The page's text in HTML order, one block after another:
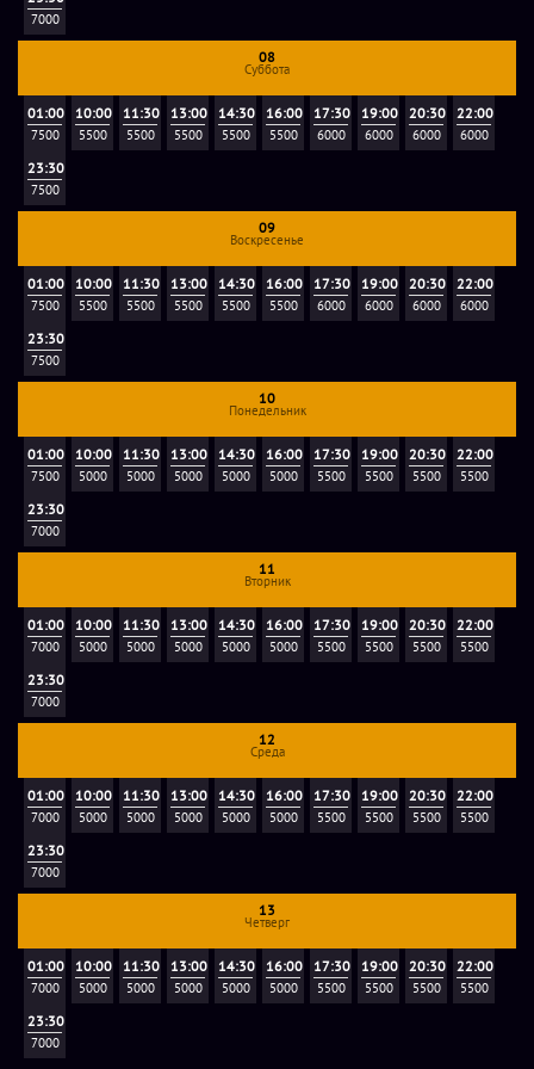
"Экстремальный" - на данном режиме с командой
взаимодействуют 4 персонажа (Бонни, Фредди, Чика и
Фокси). Здесь Вы получите большее количество
индивидуальных заданий, еще больше скриммеров от
каждого персонажа и дополнительных сцен с ними. Это
самый страшный режим из всех, что у нас есть. Доплата за
Фотографии игроков: опубликовываются в группе
"ВКонтакте"
Дополнительные услуги
Аниматор: 1000 руб., с 12-ти до 16-ти лет возможно
прохождение со взрослым или с аниматором и с
распиской о разрешении прохождения квеста от
родителей или опекунов (Форму расписки направляет
Видеонарезка:2000 руб. Видео с самыми яркими
фрагментами вашей игры на квесте! Заказать видео
прохождения можно после игры, обратившись к
Большой лаунж:3500 руб./час за 1-10 гостей, доплата за
каждого дополнительного гостя по 350 руб.. В аренду
лаунж-зоны входит:
- настольные игры (22 шт.);
- музыка по Вашему запросу;
- кулер с водой, микроволновая печь, чайник,
разделочные доски, нож, штопор, влажные и сухие
7000
08
Суббота
01:00
7500
10:00
5500
11:30
5500
13:00
5500
14:30
5500
16:00
5500
17:30
6000
19:00
6000
20:30
6000
22:00
6000
23:30
7500
09
Воскресенье
01:00
7500
10:00
5500
11:30
5500
13:00
5500
14:30
5500
16:00
5500
17:30
6000
19:00
6000
20:30
6000
22:00
6000
23:30
7500
10
Понедельник
01:00
7500
10:00
5000
11:30
5000
13:00
5000
14:30
5000
16:00
5000
17:30
5500
19:00
5500
20:30
5500
22:00
5500
23:30
7000
11
Вторник
01:00
7000
10:00
5000
11:30
5000
13:00
5000
14:30
5000
16:00
5000
17:30
5500
19:00
5500
20:30
5500
22:00
5500
23:30
7000
12
Среда
01:00
7000
10:00
5000
11:30
5000
13:00
5000
14:30
5000
16:00
5000
17:30
5500
19:00
5500
20:30
5500
22:00
5500
23:30
7000
13
Четверг
01:00
7000
10:00
5000
11:30
5000
13:00
5000
14:30
5000
16:00
5000
17:30
5500
19:00
5500
20:30
5500
22:00
5500
23:30
7000